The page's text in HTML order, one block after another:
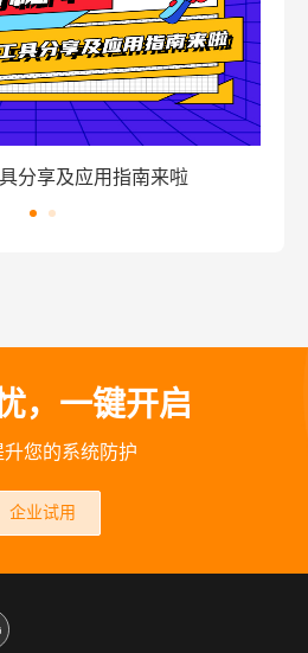
享及应用指南来啦
，一键开启
升您的系统防护
企业试用